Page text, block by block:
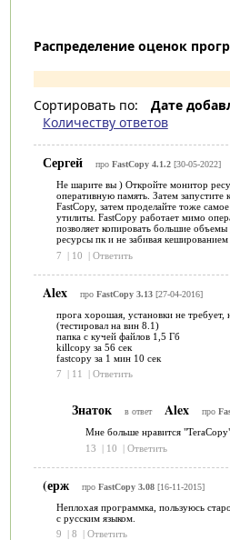
Распределение оценок
Сортировать по: Дате
Количеству ответов
Сергей про FastCopy 4.1.2[30-05-2022]
Не шарите вы ) Откройте монитор
оперативную память. Затем
FastCopy, затем проделайте тоже
утилиты. FastCopy работает мимо
позволяет копировать большие
ресурсы пк и не забивая кешированием
7
| 10 | Ответить
Alex про FastCopy 3.13[27-04-2016]
прога хорошая, установки не
(тестировал на вин 8.1)
папка с кучей файлов 1,5 Гб
killcopy за 56 сек
fastcopy за 1 мин 10 сек
7
| 11 | Ответить
Знаток в ответ Alex про
Мне больше нравится
13
| 10 | Ответить
(ерж про FastCopy 3.08[16-11-2015]
Неплохая программка, пользуюсь
с русским языком.
9
| 8 | Ответить